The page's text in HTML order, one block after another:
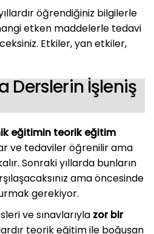
öğrendiğiniz bilgilerle
etken maddelerle tedavi
Etkiler, yan etkiler,
Derslerin İşleniş
eğitimin teorik eğitim
ve tedaviler öğrenilir ama
Sonraki yıllarda bunların
ama öncesinde
gerekiyor.
ve sınavlarıyla zor bir
teorik eğitim ile boğuşan